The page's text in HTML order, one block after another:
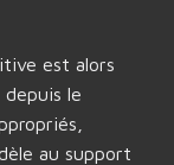
est alors
le
au support